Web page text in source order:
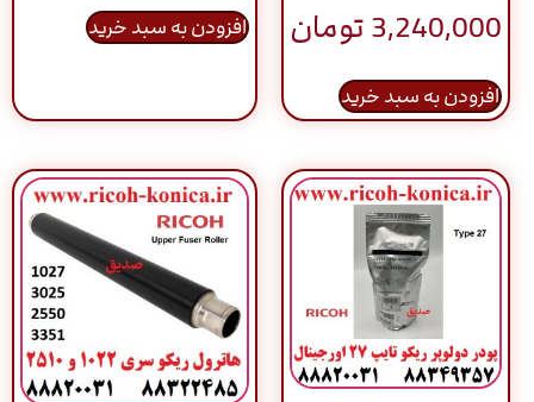
3,240,000تومان
افزودن به سبد خرید
افزودن به سبد خرید